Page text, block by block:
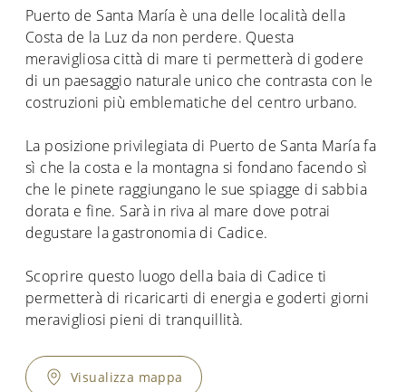
Puerto de Santa María è una delle località della
Costa de la Luz da non perdere. Questa
meravigliosa città di mare ti permetterà di godere
di un paesaggio naturale unico che contrasta con le
costruzioni più emblematiche del centro urbano.
La posizione privilegiata di Puerto de Santa María fa
sì che la costa e la montagna si fondano facendo sì
che le pinete raggiungano le sue spiagge di sabbia
dorata e fine. Sarà in riva al mare dove potrai
degustare la gastronomia di Cadice.
Scoprire questo luogo della baia di Cadice ti
permetterà di ricaricarti di energia e goderti giorni
meravigliosi pieni di tranquillità.
Visualizza mappa